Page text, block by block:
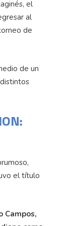
el
al
de
de un
el título
Campos,